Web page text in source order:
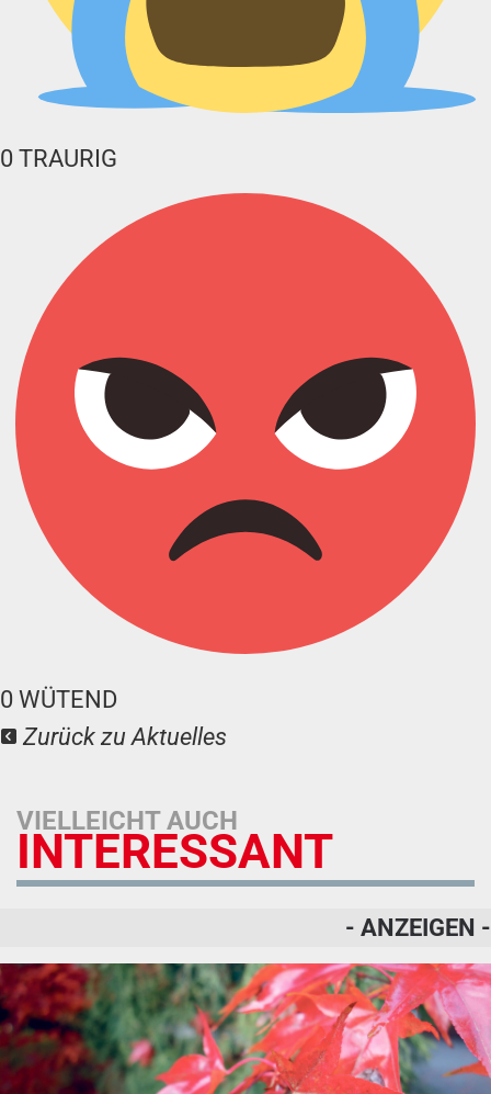
0 TRAURIG
0 WÜTEND
Zurück zu Aktuelles
VIELLEICHT AUCH
INTERESSANT
- ANZEIGEN -